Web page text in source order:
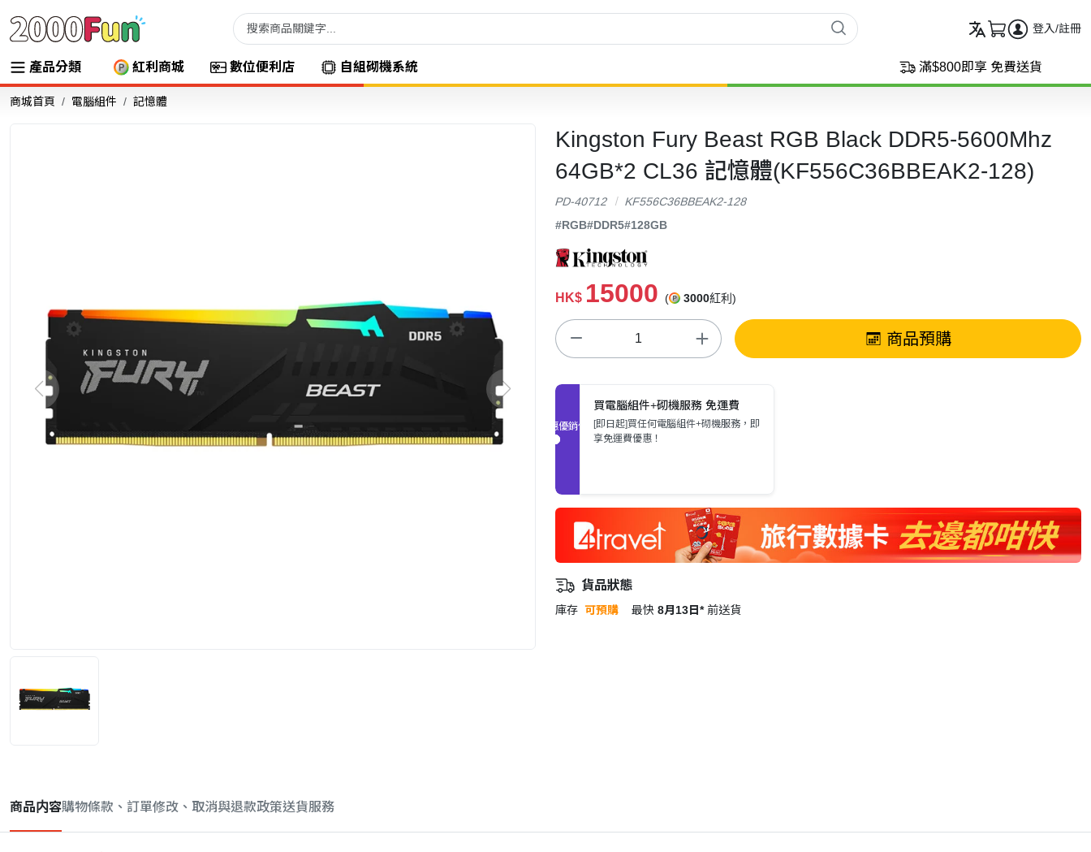
登入/註冊
產品分類 紅利商城 數位便利店 自組砌機系統 滿$800即享 免費送貨
商城首頁 電腦組件 記憶體
Kingston Fury Beast RGB Black DDR5-5600Mhz
64GB*2 CL36 記憶體(KF556C36BBEAK2-128)
PD-40712
KF556C36BBEAK2-128
#RGB#DDR5#128GB
HK$ 15000 ( 3000紅利)
商品預購
促銷優惠
買電腦組件+砌機服務 免運費
[即日起]買任何電腦組件+砌機服務，即
享免運費優惠！
貨品狀態
庫存 可預購 最快 8月13日* 前送貨
商品内容購物條款、訂單修改、取消與退款政策送貨服務